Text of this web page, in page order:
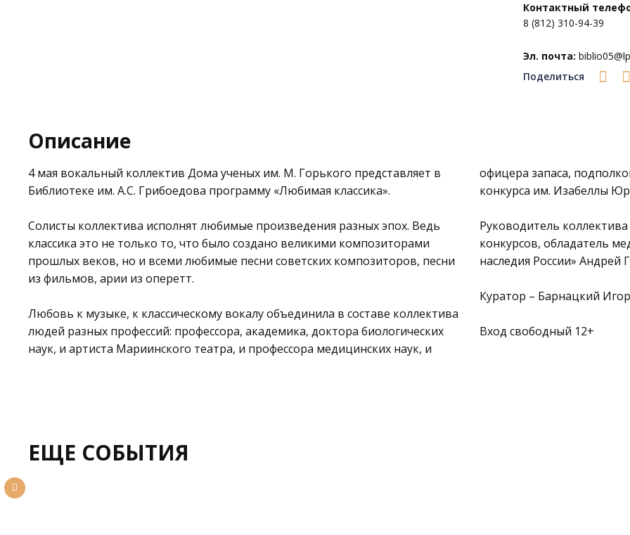
Контактный
8 (812) 310-94-39
Эл. почта:
Поделиться
Описание
4 мая вокальный коллектив Дома ученых им. М. Горького представляет в
Библиотеке им. А.С. Грибоедова программу «Любимая классика».
Солисты коллектива исполнят любимые произведения разных эпох. Ведь
классика это не только то, что было создано великими композиторами
прошлых веков, но и всеми любимые песни советских композиторов, песни
из фильмов, арии из оперетт.
Любовь к музыке, к классическому вокалу объединила в составе коллектива
людей разных профессий: профессора, академика, доктора биологических
наук, и артиста Мариинского театра, и профессора медицинских наук, и
офицера запаса,
конкурса им. Изабеллы
Руководитель
конкурсов, обладатель
наследия России» Андрей
Куратор – Барнацкий
Вход свободный 12+
ЕЩЕ СОБЫТИЯ